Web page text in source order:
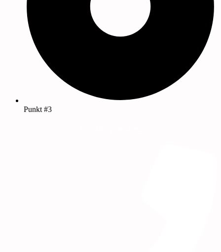
Punkt #3